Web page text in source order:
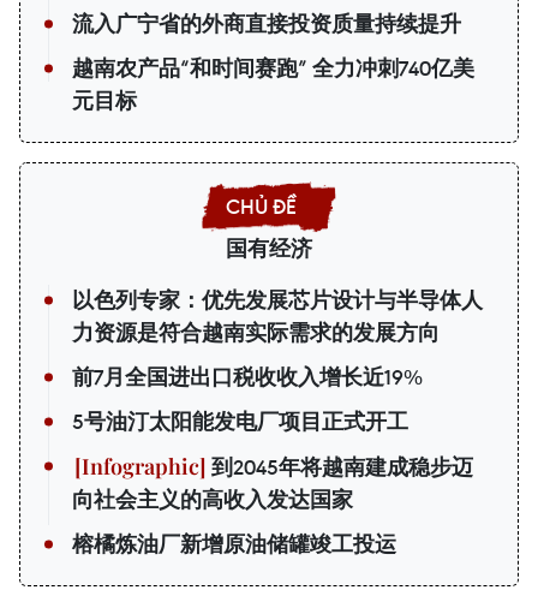
流入广宁省的外商直接投资质量持续提升
越南农产品“和时间赛跑” 全力冲刺740亿美
元目标
国有经济
以色列专家：优先发展芯片设计与半导体人
力资源是符合越南实际需求的发展方向
前7月全国进出口税收收入增长近19%
5号油汀太阳能发电厂项目正式开工
到2045年将越南建成稳步迈
向社会主义的高收入发达国家
榕橘炼油厂新增原油储罐竣工投运